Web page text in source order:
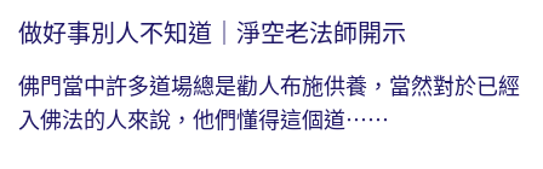
做好事別人不知道｜淨空老法師開示
佛門當中許多道場總是勸人布施供養，當然對於已經
入佛法的人來說，他們懂得這個道⋯⋯